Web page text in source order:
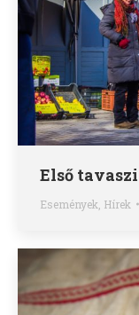
Első
Események Hírek